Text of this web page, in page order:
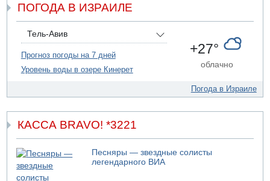
07.08.2026 20:41
Ynet: "Хизбалла" запустила БПЛА со взрывчаткой по
07.08.2026 19:16
ДТП в Ашдоде: тяжело ранены двое маленьких детей
07.08.2026 19:14
Дахан
Обнародовано имя полицейского, подозреваемого в
коррупционных отношениях с Йоавом Элиаси
ПОГОДА В ИЗРАИЛЕ
Тель-Авив
Прогноз погоды на 7 дней
Уровень воды в озере Кинерет
+27°
облачно
Погода в Израиле
КАССА BRAVO! *3221
Песняры — звездные солисты
легендарного ВИА